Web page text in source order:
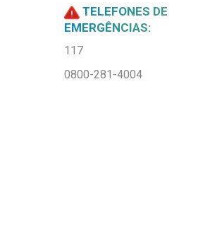
TELEFONES DE
EMERGÊNCIAS:
117
0800-281-4004